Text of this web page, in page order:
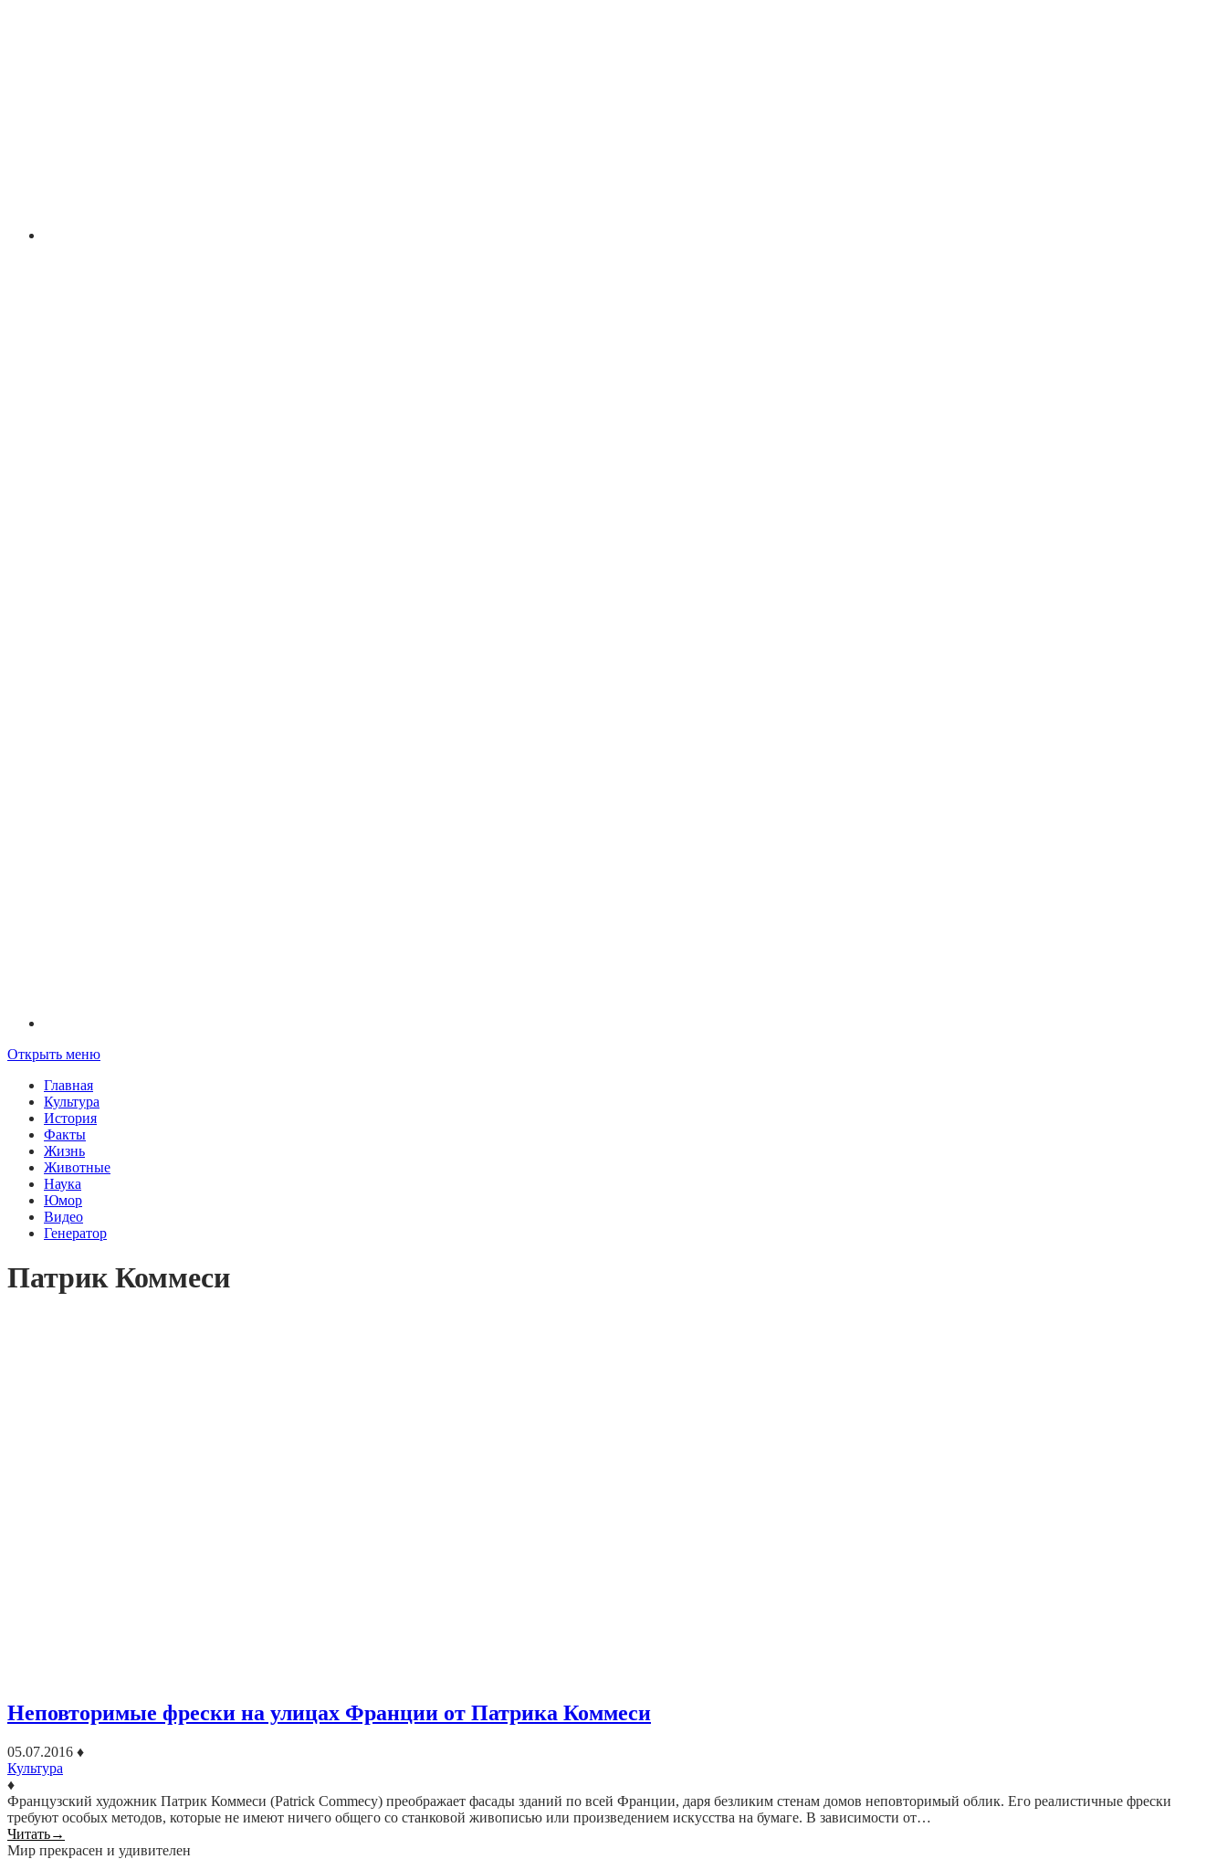
Открыть меню
Главная
Культура
История
Факты
Жизнь
Животные
Наука
Юмор
Видео
Генератор
Патрик Коммеси
Неповторимые фрески на улицах Франции от Патрика Коммеси
05.07.2016 ♦
Культура
♦
Французский художник Патрик Коммеси (Patrick Commecy) преображает фасады зданий по всей Франции, даря безликим стенам домов неповторимый облик. Его реалистичные фрески
требуют особых методов, которые не имеют ничего общего со станковой живописью или произведением искусства на бумаге. В зависимости от…
Читать→
Мир прекрасен и удивителен